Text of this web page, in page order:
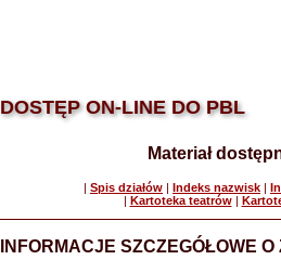
DOSTĘP ON-LINE DO PBL
Materiał
| Spis działów | Indeks nazwisk |
| Kartoteka teatrów|
INFORMACJE SZCZEGÓŁOWE O